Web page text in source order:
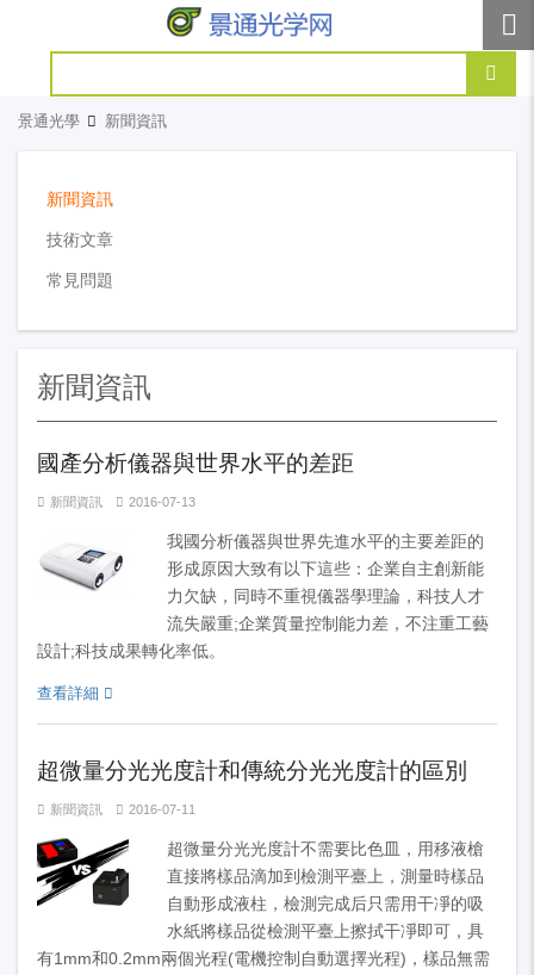
景通光學 新聞資訊
新聞資訊
技術文章
常見問題
新聞資訊
國產分析儀器與世界水平的差距
新聞資訊 2016-07-13
我國分析儀器與世界先進水平的主要差距的
形成原因大致有以下這些：企業自主創新能
力欠缺，同時不重視儀器學理論，科技人才
流失嚴重;企業質量控制能力差，不注重工藝
設計;科技成果轉化率低。
查看詳細
超微量分光光度計和傳統分光光度計的區別
新聞資訊 2016-07-11
超微量分光光度計不需要比色皿，用移液槍
直接將樣品滴加到檢測平臺上，測量時樣品
自動形成液柱，檢測完成后只需用干凈的吸
水紙將樣品從檢測平臺上擦拭干凈即可，具
有1mm和0.2mm兩個光程(電機控制自動選擇光程)，樣品無需